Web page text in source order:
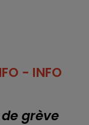
- INFO
grève